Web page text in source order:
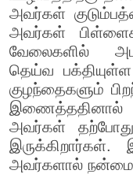
அவர்கள்
அவர்கள்
வேலைகளில்
தெய்வ
குழந்தைகளும்
அவர்கள் தற்போது
இருக்கிறார்கள்.
அவர்களால் நன்மை